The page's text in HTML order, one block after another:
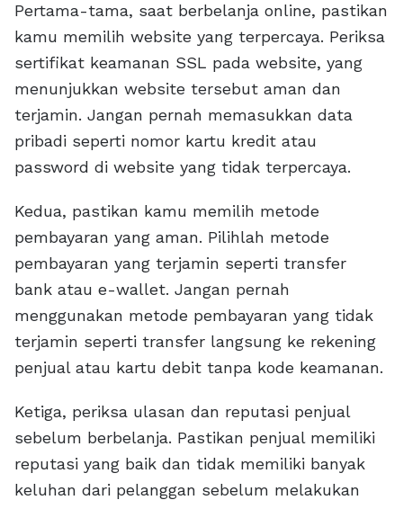
Pertama-tama, saat berbelanja online, pastikan
kamu memilih website yang terpercaya. Periksa
sertifikat keamanan SSL pada website, yang
menunjukkan website tersebut aman dan
terjamin. Jangan pernah memasukkan data
pribadi seperti nomor kartu kredit atau
password di website yang tidak terpercaya.
Kedua, pastikan kamu memilih metode
pembayaran yang aman. Pilihlah metode
pembayaran yang terjamin seperti transfer
bank atau e-wallet. Jangan pernah
menggunakan metode pembayaran yang tidak
terjamin seperti transfer langsung ke rekening
penjual atau kartu debit tanpa kode keamanan.
Ketiga, periksa ulasan dan reputasi penjual
sebelum berbelanja. Pastikan penjual memiliki
reputasi yang baik dan tidak memiliki banyak
keluhan dari pelanggan sebelum melakukan